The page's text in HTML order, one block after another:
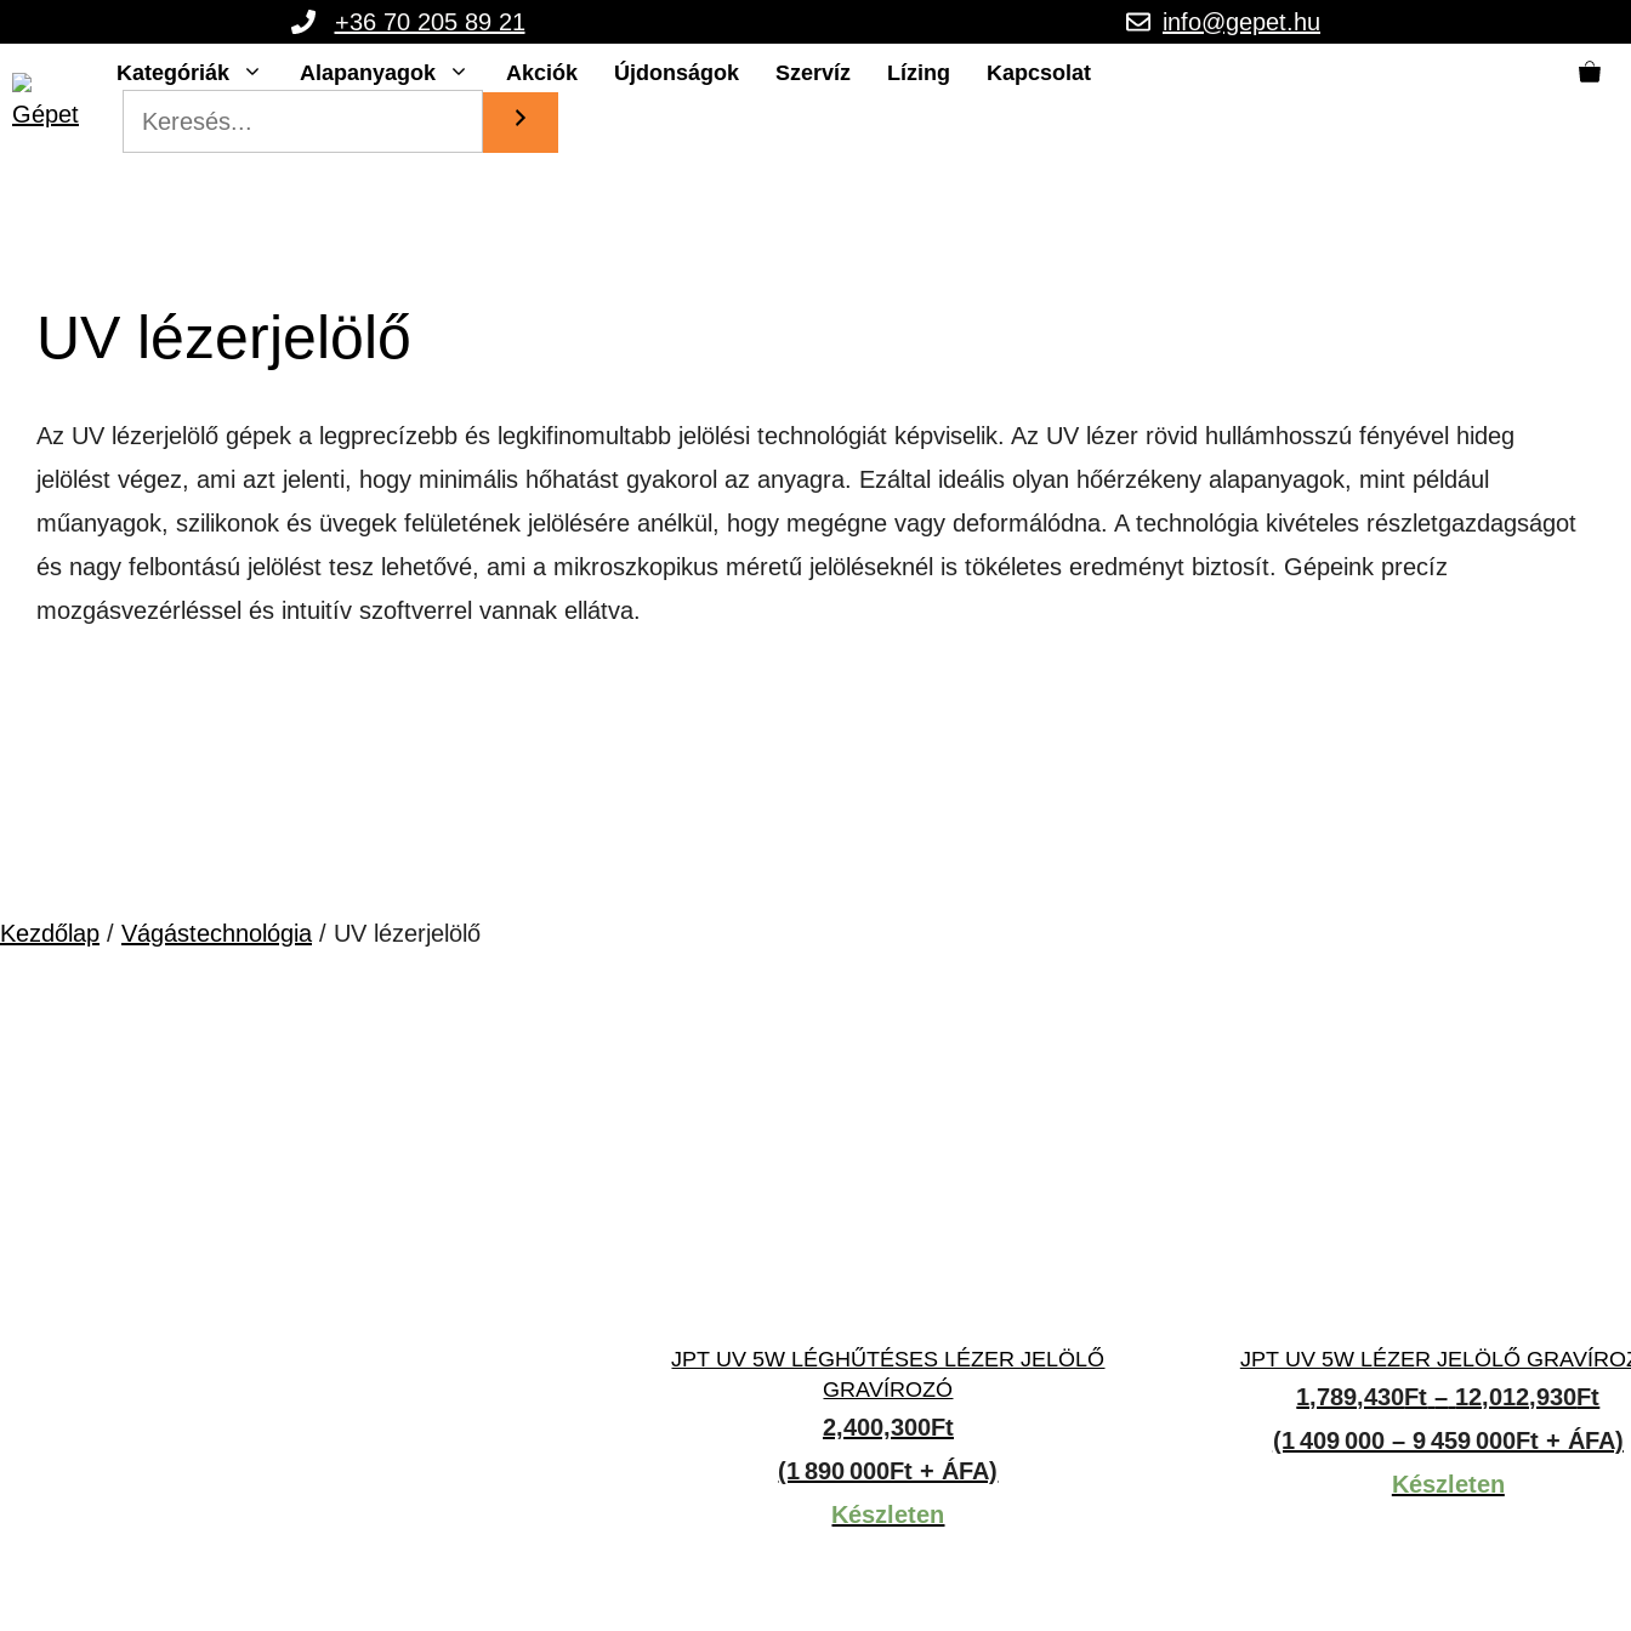
tartalomba
+36 70 205 89 21 info@gepet.hu
Kategóriák Alapanyagok Akciók Újdonságok Szervíz Lízing Kapcsolat
UV lézerjelölő
Az UV lézerjelölő gépek a legprecízebb és legkifinomultabb jelölési technológiát képviselik. Az UV lézer rövid hullámhosszú fényével hideg
jelölést végez, ami azt jelenti, hogy minimális hőhatást gyakorol az anyagra. Ezáltal ideális olyan hőérzékeny alapanyagok, mint például
műanyagok, szilikonok és üvegek felületének jelölésére anélkül, hogy megégne vagy deformálódna. A technológia kivételes részletgazdagságot
és nagy felbontású jelölést tesz lehetővé, ami a mikroszkopikus méretű jelöléseknél is tökéletes eredményt biztosít. Gépeink precíz
mozgásvezérléssel és intuitív szoftverrel vannak ellátva.
Kezdőlap / Vágástechnológia / UV lézerjelölő
JPT UV 5W LÉGHŰTÉSES LÉZER JELÖLŐ
GRAVÍROZÓ
2,400,300Ft
(1 890 000Ft + ÁFA)
Készleten
JPT UV 5W LÉZER JELÖLŐ
1,789,430Ft – 12,012,930Ft
(1 409 000 – 9 459 000Ft + ÁFA)
Készleten